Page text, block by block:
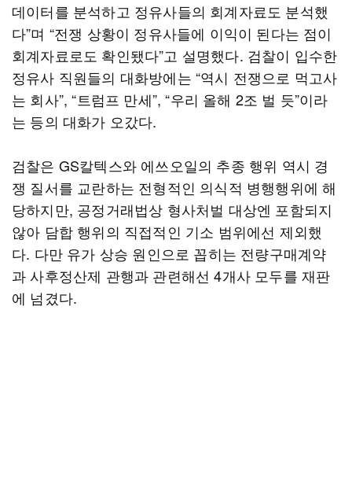
데이터를 분석하고 정유사들의 회계자료도 분석했
다”며 “전쟁 상황이 정유사들에 이익이 된다는 점이
회계자료로도 확인됐다”고 설명했다. 검찰이 입수한
정유사 직원들의 대화방에는 “역시 전쟁으로 먹고사
는 회사”, “트럼프 만세”, “우리 올해 2조 벌 듯”이라
는 등의 대화가 오갔다.
검찰은 GS칼텍스와 에쓰오일의 추종 행위 역시 경
쟁 질서를 교란하는 전형적인 의식적 병행행위에 해
당하지만, 공정거래법상 형사처벌 대상엔 포함되지
않아 담합 행위의 직접적인 기소 범위에선 제외했
다. 다만 유가 상승 원인으로 꼽히는 전량구매계약
과 사후정산제 관행과 관련해선 4개사 모두를 재판
에 넘겼다.